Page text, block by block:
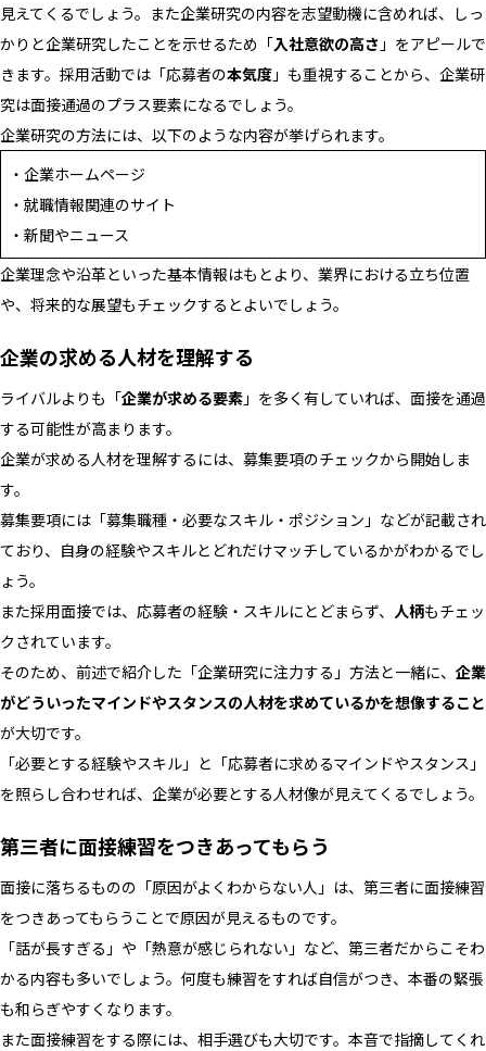
見えてくるでしょう。また企業研究の内容を志望動機に含めれば、しっ
かりと企業研究したことを示せるため「入社意欲の高さ 」をアピールで
きます。採用活動では「応募者の本気度 」も重視することから、企業研
究は面接通過のプラス要素になるでしょう。
企業研究の方法には、以下のような内容が挙げられます。
・企業ホームページ
・就職情報関連のサイト
・新聞やニュース
企業理念や沿革といった基本情報はもとより、業界における立ち位置
や、将来的な展望もチェックするとよいでしょう。
企業の求める人材を理解する
ライバルよりも「企業が求める要素 」を多く有していれば、面接を通過
する可能性が高まります。
企業が求める人材を理解するには、募集要項のチェックから開始しま
す。
募集要項には「募集職種・必要なスキル・ポジション」などが記載され
ており、自身の経験やスキルとどれだけマッチしているかがわかるでし
ょう。
また採用面接では、応募者の経験・スキルにとどまらず、 人柄もチェッ
クされています。
そのため、前述で紹介した「企業研究に注力する」方法と一緒に、 企業
がどういったマインドやスタンスの人材を求めているかを想像すること
が大切です。
「必要とする経験やスキル」と「応募者に求めるマインドやスタンス」
を照らし合わせれば、企業が必要とする人材像が見えてくるでしょう。
第三者に面接練習をつきあってもらう
面接に落ちるものの「原因がよくわからない人」は、第三者に面接練習
をつきあってもらうことで原因が見えるものです。
「話が長すぎる」や「熱意が感じられない」など、第三者だからこそわ
かる内容も多いでしょう。何度も練習をすれば自信がつき、本番の緊張
も和らぎやすくなります。
また面接練習をする際には、相手選びも大切です。本音で指摘してくれ